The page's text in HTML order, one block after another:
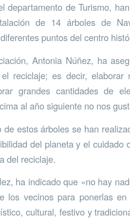
departamento de Turismo,
de 14 árboles de
puntos del centro
Antonia Núñez, ha
reciclaje; es decir, elaborar
grandes cantidades de
al año siguiente no nos
estos árboles se han
del planeta y el cuidado
del reciclaje.
ha indicado que «no hay
los vecinos para ponerlas
cultural, festivo y